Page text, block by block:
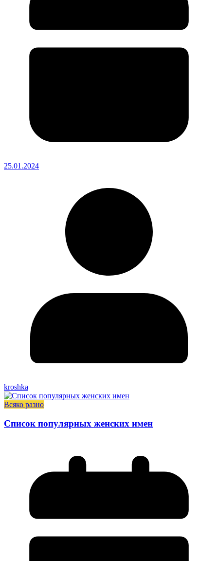
25.01.2024
kroshka
Всяко разно
Список популярных женских имен